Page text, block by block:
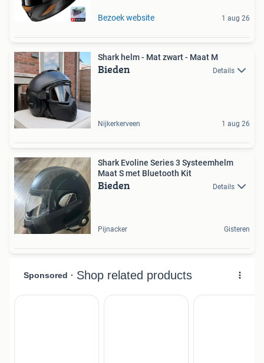
Bezoek website 1 aug 26
Shark helm - Mat zwart - Maat M
Bieden Details
Nijkerkerveen 1 aug 26
Shark Evoline Series 3 Systeemhelm
Maat S met Bluetooth Kit
Bieden Details
Pijnacker Gisteren